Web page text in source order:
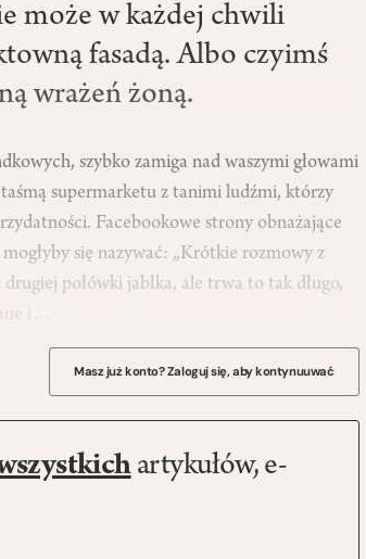
może w każdej chwili
fasadą. Albo czyimś
wrażeń żoną.
szybko zamiga nad waszymi głowami
taśmą supermarketu z tanimi ludźmi, którzy
Facebookowe strony obnażające
się nazywać: „Krótkie rozmowy z
połówki jabłka, ale trwa to tak długo,
i…
Masz już konto? Zaloguj się, aby kontynuuwać
artykułów, e-